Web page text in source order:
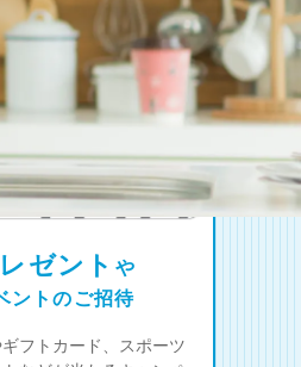
ゼント や
ントのご招待
フトカード、スポーツ